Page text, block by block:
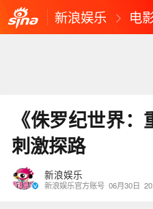
新浪娱乐 电
《侏罗纪世界
刺激探路
新浪娱乐
新浪娱乐官方账号 06月30日